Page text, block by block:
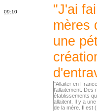
09:10
"J'ai
mères
une
"Allaiter en
l'allaitement. Des
établissements
allaitent. Il y a
de la mère. Il est